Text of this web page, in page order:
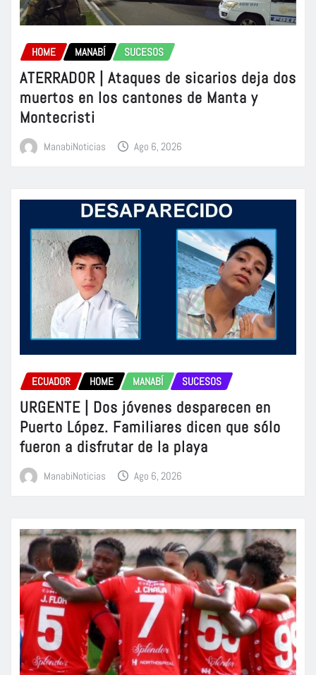
HOME MANABÍ SUCESOS
ATERRADOR | Ataques de sicarios deja dos
muertos en los cantones de Manta y
Montecristi
ManabiNoticias Ago 6, 2026
ECUADOR HOME MANABÍ SUCESOS
URGENTE | Dos jóvenes desparecen en
Puerto López. Familiares dicen que sólo
fueron a disfrutar de la playa
ManabiNoticias Ago 6, 2026